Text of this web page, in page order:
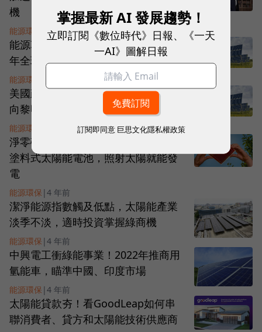
機
能源環保 4 年前
能源革命驅動未儲能市場發展，2025
年全球裝機量將達362GWh
能源環保
美國政府釋利多，潔淨能源從黑夜走
向黎明，環保節能ETF後市看好
能源環保
淨零碳排新助力！日本新創企業研發
塗料式太陽能電池，照射太陽就能發
電
能源環保 | 4 年前
潔淨能源指數觸及低點，太陽能產業
淡季不淡，適時投資掌握綠商機
能源環保 | 4 年前
中興電工衝綠能事業！2022年推商用
氫能車，瞄準中國、印度市場
能源環保 | 4 年前
太陽能貸款夯！看GoodLeap如何串
聯消費者、貸方和太陽能技術供應商
掌握最新 AI 發展趨勢！
立即訂閱《數位時代》日報、《一天
一AI》圖解日報
訂閱即同意 巨思文化隱私權政策